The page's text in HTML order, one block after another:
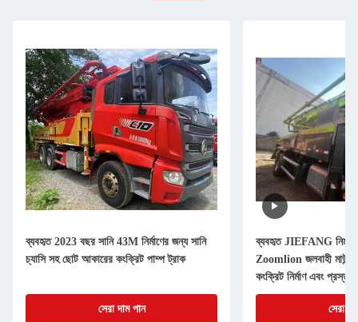
ব্যবহৃত 2023 বছর সানি 43M নির্মাণের জন্য সানি
চ্যাসি সহ ছোট আকারের কংক্রিট পাম্প ট্রাক
সেরা দাম পান
ব্যবহৃত JIEFANG নির্মাণ
Zoomlion জলবাহী মাউন্ট
কংক্রিট নির্মাণ এবং
সেরা